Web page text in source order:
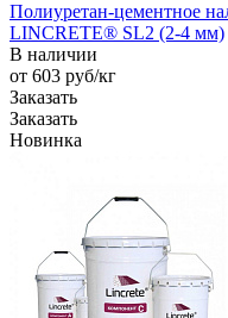
Полиуретан-цементное
LINCRETE® SL2 (2-4 мм)
В наличии
от 603 руб/кг
Заказать
Заказать
Новинка